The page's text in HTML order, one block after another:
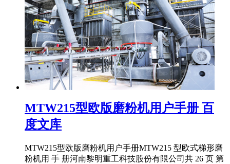
MTW215型欧版磨粉机用户手册 百
度文库
MTW215型欧版磨粉机用户手册MTW215 型欧式梯形磨
粉机用 手 册河南黎明重工科技股份有限公司共 26 页 第